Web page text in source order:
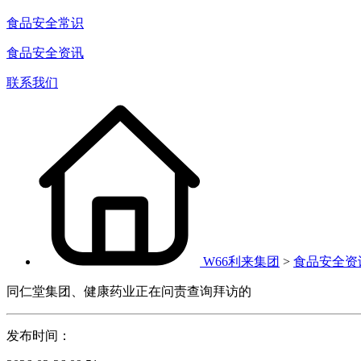
食品安全常识
食品安全资讯
联系我们
W66利来集团 > 食品安全资
同仁堂集团、健康药业正在问责查询拜访的
发布时间：